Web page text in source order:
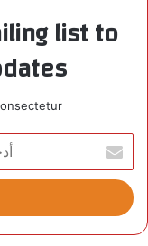
list to
خ
ل
ر